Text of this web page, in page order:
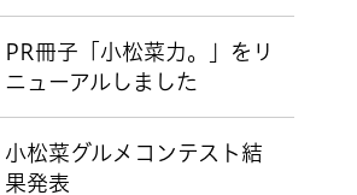
PR冊子「小松菜力。」をリ
ニューアルしました
小松菜グルメコンテスト結
果発表